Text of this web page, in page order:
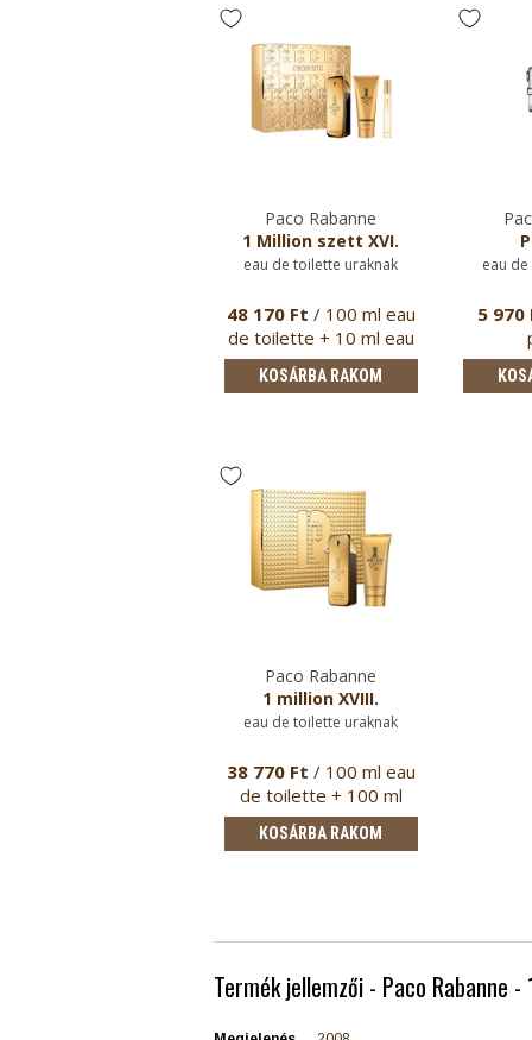
Paco Rabanne
1 Million szett XVI.
eau de toilette uraknak
48 170 Ft / 100 ml eau
de toilette + 10 ml eau
de …
KOSÁRBA RAKOM
eau
5 970
Paco Rabanne
1 million XVIII.
eau de toilette uraknak
38 770 Ft / 100 ml eau
de toilette + 100 ml
tusfürdő
KOSÁRBA RAKOM
Termék jellemzői - Paco Rabanne